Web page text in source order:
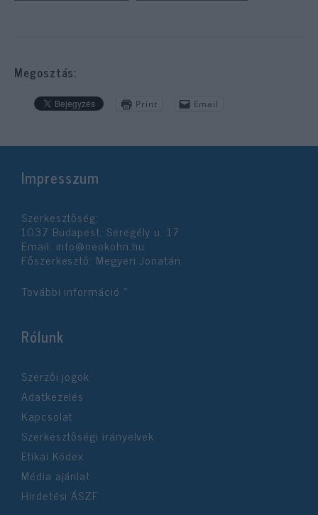
Megosztás:
Print Email
Impresszum
Szerkesztőség:
1037 Budapest, Seregély u. 17.
Email: info@neokohn.hu
Főszerkesztő: Megyeri Jonatán
További információ »
Rólunk
Szerzői jogok
Adatkezelés
Kapcsolat
Szerkesztőségi irányelvek
Etikai Kódex
Média ajánlat
Hirdetési ÁSZF